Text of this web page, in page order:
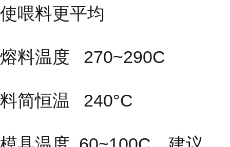
使喂料更平均
熔料温度 270~290C
料简恒温 240°C